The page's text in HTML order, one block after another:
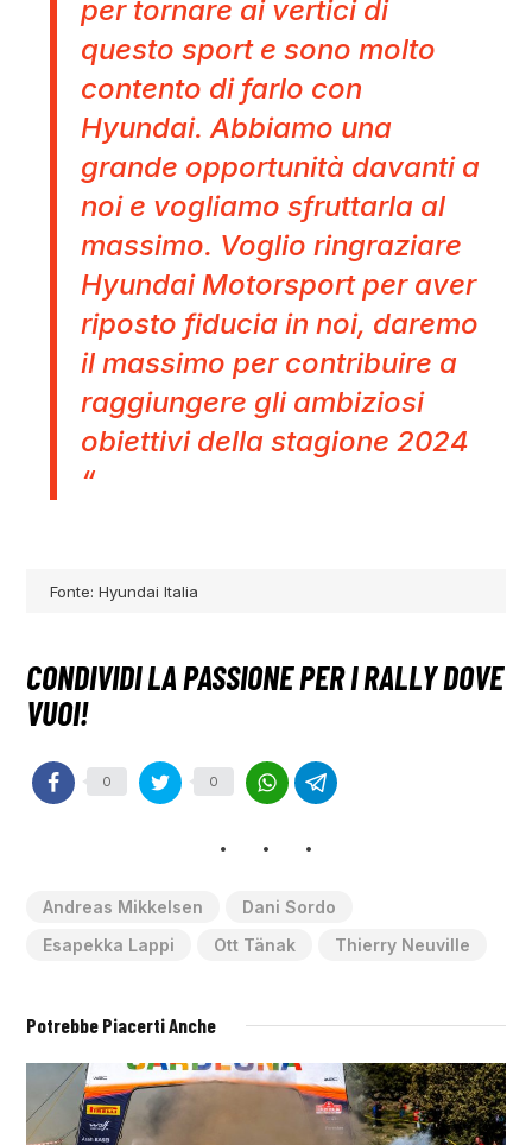
per tornare ai vertici di
questo sport e sono molto
contento di farlo con
Hyundai. Abbiamo una
grande opportunità davanti a
noi e vogliamo sfruttarla al
massimo. Voglio ringraziare
Hyundai Motorsport per aver
riposto fiducia in noi, daremo
il massimo per contribuire a
raggiungere gli ambiziosi
obiettivi della stagione 2024
“
Fonte: Hyundai Italia
0 0
Andreas Mikkelsen
Dani Sordo
Esapekka Lappi
Ott Tänak Thierry Neuville
Potrebbe Piacerti Anche